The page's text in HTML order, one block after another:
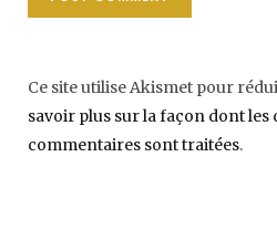
Ce site utilise Akismet pour
savoir plus sur la façon dont les
commentaires sont traitées.